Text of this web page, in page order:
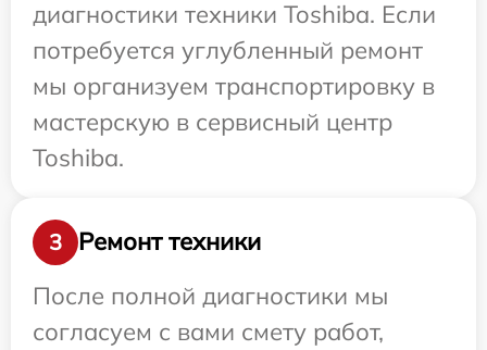
диагностики техники Toshiba. Если
потребуется углубленный ремонт
мы организуем транспортировку в
мастерскую в сервисный центр
Toshiba.
3
Ремонт техники
После полной диагностики мы
согласуем с вами смету работ,